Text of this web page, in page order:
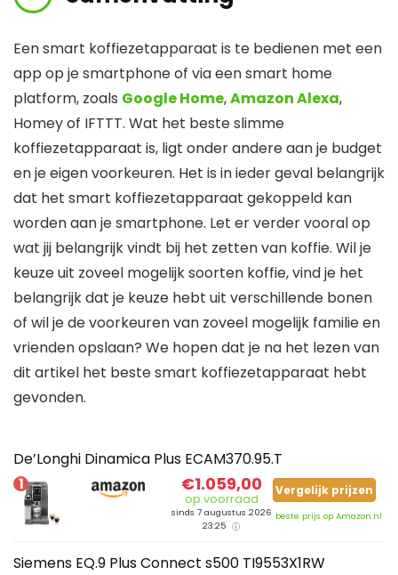
Een smart koffiezetapparaat is te bedienen met een
app op je smartphone of via een smart home
platform, zoals Google Home,Amazon Alexa,
Homey of IFTTT. Wat het beste slimme
koffiezetapparaat is, ligt onder andere aan je budget
en je eigen voorkeuren. Het is in ieder geval belangrijk
dat het smart koffiezetapparaat gekoppeld kan
worden aan je smartphone. Let er verder vooral op
wat jij belangrijk vindt bij het zetten van koffie. Wil je
keuze uit zoveel mogelijk soorten koffie, vind je het
belangrijk dat je keuze hebt uit verschillende bonen
of wil je de voorkeuren van zoveel mogelijk familie en
vrienden opslaan? We hopen dat je na het lezen van
dit artikel het beste smart koffiezetapparaat hebt
gevonden.
De’Longhi Dinamica Plus ECAM370.95.T
1 €1.059,00
op voorraad
sinds 7 augustus 2026
23:25
Vergelijk prijzen
beste prijs op Amazon.nl
Siemens EQ.9 Plus Connect s500 TI9553X1RW